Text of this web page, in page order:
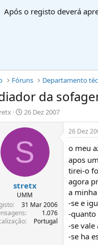
Após o registo deverá
Fóruns Departamento
da
D
a
t
a
d
n
í
c
i
o
26 Dez 2007
S
stretx
UMM
31 Mar 2006
1.076
Portugal
26 Dez
o meu
apos
tirei-o
agora
a
-se e
-quanto
-se
-se ha